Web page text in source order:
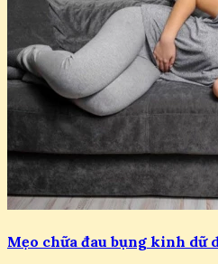
Mẹo chữa đau bụng kinh dữ